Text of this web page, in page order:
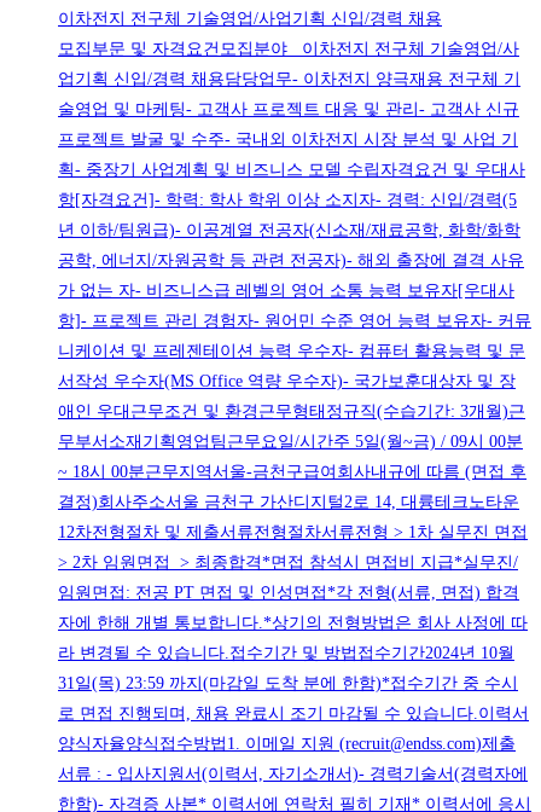
이차전지 전구체 기술영업/사업기획 신입/경력 채용
모집부문 및 자격요건모집분야 이차전지 전구체 기술영업/사
업기획 신입/경력 채용담당업무- 이차전지 양극재용 전구체 기
술영업 및 마케팅- 고객사 프로젝트 대응 및 관리- 고객사 신규
프로젝트 발굴 및 수주- 국내외 이차전지 시장 분석 및 사업 기
획- 중장기 사업계획 및 비즈니스 모델 수립자격요건 및 우대사
항[자격요건]- 학력: 학사 학위 이상 소지자- 경력: 신입/경력(5
년 이하/팀원급)- 이공계열 전공자(신소재/재료공학, 화학/화학
공학, 에너지/자원공학 등 관련 전공자)- 해외 출장에 결격 사유
가 없는 자- 비즈니스급 레벨의 영어 소통 능력 보유자[우대사
항]- 프로젝트 관리 경험자- 원어민 수준 영어 능력 보유자- 커뮤
니케이션 및 프레젠테이션 능력 우수자- 컴퓨터 활용능력 및 문
서작성 우수자(MS Office 역량 우수자)- 국가보훈대상자 및 장
애인 우대근무조건 및 환경근무형태정규직(수습기간: 3개월)근
무부서소재기획영업팀근무요일/시간주 5일(월~금) / 09시 00분
~ 18시 00분근무지역서울-금천구급여회사내규에 따름 (면접 후
결정)회사주소서울 금천구 가산디지털2로 14, 대륭테크노타운
12차전형절차 및 제출서류전형절차서류전형 > 1차 실무진 면접
> 2차 임원면접 > 최종합격*면접 참석시 면접비 지급*실무진/
임원면접: 전공 PT 면접 및 인성면접*각 전형(서류, 면접) 합격
자에 한해 개별 통보합니다.*상기의 전형방법은 회사 사정에 따
라 변경될 수 있습니다.접수기간 및 방법접수기간2024년 10월
31일(목) 23:59 까지(마감일 도착 분에 한함)*접수기간 중 수시
로 면접 진행되며, 채용 완료시 조기 마감될 수 있습니다.이력서
양식자율양식접수방법1. 이메일 지원 (recruit@endss.com)제출
서류 : - 입사지원서(이력서, 자기소개서)- 경력기술서(경력자에
한함)- 자격증 사본* 이력서에 연락처 필히 기재* 이력서에 응시